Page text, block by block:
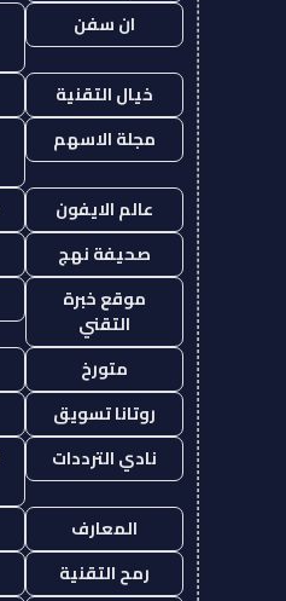
ان سفن
خيال التقنية
مجلة الاسهم
عالم الايفون
صحيفة نهج
موقع خبرة
التقني
متورخ
روتانا تسويق
نادي الترددات
المعارف
رمح التقنية